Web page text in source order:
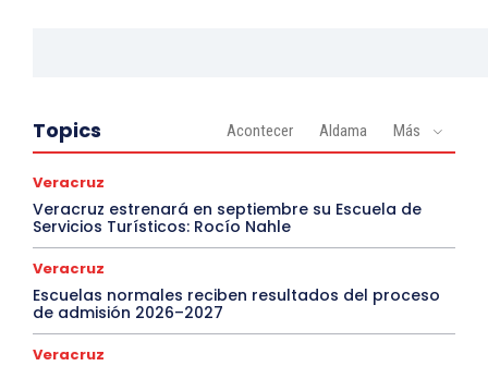
Topics Acontecer Aldama Más
Veracruz
Veracruz estrenará en septiembre su Escuela de
Servicios Turísticos: Rocío Nahle
Veracruz
Escuelas normales reciben resultados del proceso
de admisión 2026–2027
Veracruz